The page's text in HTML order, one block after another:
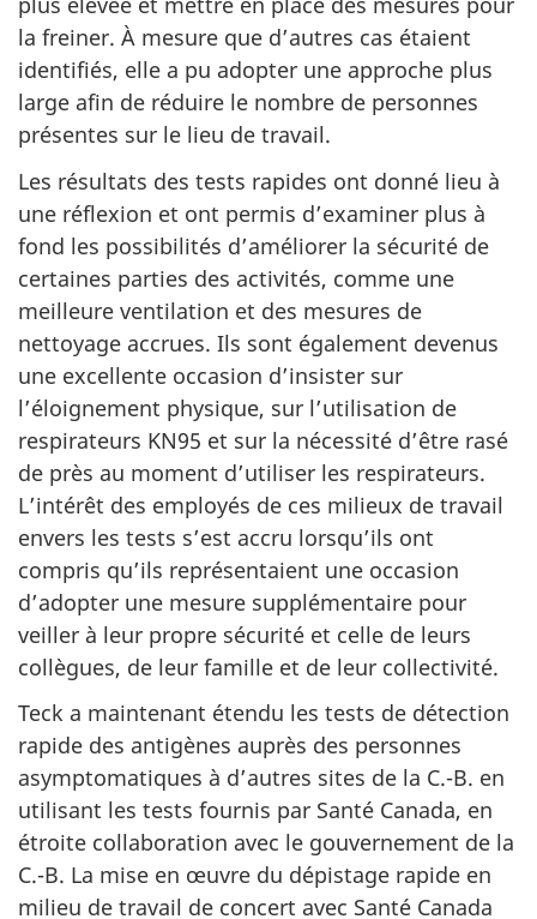
la freiner. À mesure que d’autres cas étaient
identifiés, elle a pu adopter une approche plus
large afin de réduire le nombre de personnes
présentes sur le lieu de travail.
Les résultats des tests rapides ont donné lieu à
une réflexion et ont permis d’examiner plus à
fond les possibilités d’améliorer la sécurité de
certaines parties des activités, comme une
meilleure ventilation et des mesures de
nettoyage accrues. Ils sont également devenus
une excellente occasion d’insister sur
l’éloignement physique, sur l’utilisation de
respirateurs KN95 et sur la nécessité d’être rasé
de près au moment d’utiliser les respirateurs.
L’intérêt des employés de ces milieux de travail
envers les tests s’est accru lorsqu’ils ont
compris qu’ils représentaient une occasion
d’adopter une mesure supplémentaire pour
veiller à leur propre sécurité et celle de leurs
collègues, de leur famille et de leur collectivité.
Teck a maintenant étendu les tests de détection
rapide des antigènes auprès des personnes
asymptomatiques à d’autres sites de la C.-B. en
utilisant les tests fournis par Santé Canada, en
étroite collaboration avec le gouvernement de la
C.-B. La mise en œuvre du dépistage rapide en
milieu de travail de concert avec Santé Canada